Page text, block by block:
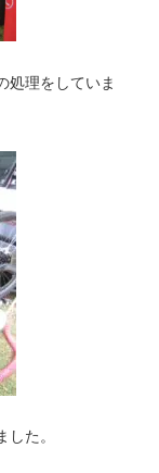
処理をしていま
た。